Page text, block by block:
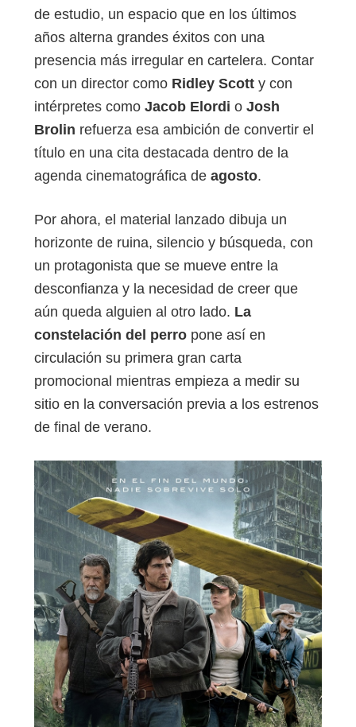
de estudio, un espacio que en los últimos
años alterna grandes éxitos con una
presencia más irregular en cartelera. Contar
con un director como Ridley Scott y con
intérpretes como Jacob Elordi o Josh
Brolin refuerza esa ambición de convertir el
título en una cita destacada dentro de la
agenda cinematográfica de agosto.
Por ahora, el material lanzado dibuja un
horizonte de ruina, silencio y búsqueda, con
un protagonista que se mueve entre la
desconfianza y la necesidad de creer que
aún queda alguien al otro lado. La
constelación del perro pone así en
circulación su primera gran carta
promocional mientras empieza a medir su
sitio en la conversación previa a los estrenos
de final de verano.